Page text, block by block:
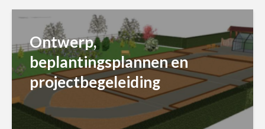
Ontwerp,
beplantingsplannen en
projectbegeleiding